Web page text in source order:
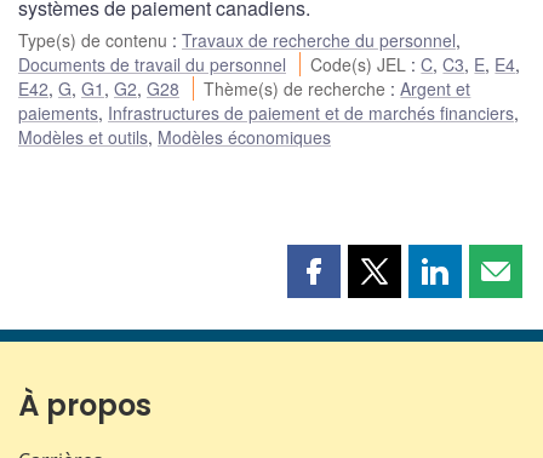
systèmes de paiement canadiens.
Type(s) de contenu : Travaux de recherche du personnel,
Documents de travail du personnel
Code(s) JEL :C,C3, E, E4,
E42, G, G1 , G2, G28 Thème(s) de recherche :Argent et
paiements, Infrastructures de paiement et de marchés financiers,
Modèles et outils, Modèles économiques
Partager
page
Partager
page
Partager
page page
À propos